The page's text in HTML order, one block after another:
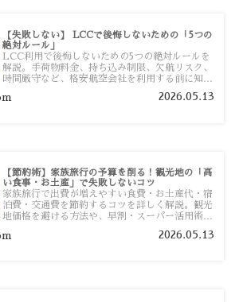
【失敗しない】 LCCで後悔しないための「5つの
絶対ルール」
LCC利用で後悔しないための5つの絶対ルールを
解説。手荷物料金、持ち込み制限、欠航リスク、
時間厳守など、格安航空会社を利用する前に知っ
す。
2026.05.13
【節約術】家族旅行の予算を削る！観光地の「高
い食事・お土産」で失敗しないコツ
家族旅行で出費が増えやすい食費・お土産代・宿
泊費・交通費を節約するコツを詳しく解説。観光
地価格を避ける方法や、早割・スーパー活用術、
2026.05.13